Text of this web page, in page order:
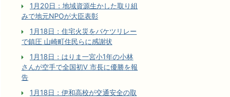
1月20日：地域資源生かした取り組
みで地元NPOが大臣表彰
1月18日：住宅火災をバケツリレー
で鎮圧 山崎町住民らに感謝状
1月18日：はりま一宮小1年の小林
さんが空手で全国初V 市長に優勝を報
告
1月18日：伊和高校が交通安全の取